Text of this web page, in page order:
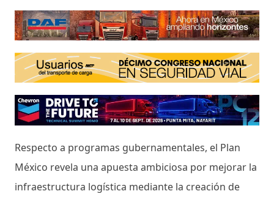
Respecto a programas gubernamentales, el Plan
México revela una apuesta ambiciosa por mejorar la
infraestructura logística mediante la creación de